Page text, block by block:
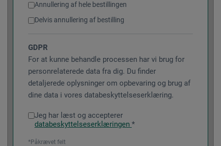
Annullering af hele bestillingen
Delvis annullering af bestilling
GDPR
For at kunne behandle processen har vi brug for
personrelaterede data fra dig. Du finder
detaljerede oplysninger om opbevaring og brug af
dine data i vores databeskyttelseserklæring.
Jeg har læst og accepterer
databeskyttelseserklæringen *
*Påkrævet felt